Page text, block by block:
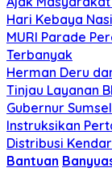
Hari Kebaya
MURI Parade
Terbanyak
Herman Deru
Tinjau Layanan
Gubernur
Instruksikan
Distribusi
Bantuan